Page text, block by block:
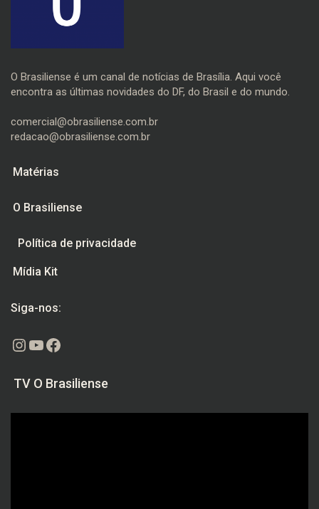
O Brasiliense é um canal de notícias de Brasília. Aqui você
encontra as últimas novidades do DF, do Brasil e do mundo.
comercial@obrasiliense.com.br
redacao@obrasiliense.com.br
Matérias
O Brasiliense
Política de privacidade
Mídia Kit
Siga-nos:
Instagram
Youtube
Facebook
TV O Brasiliense